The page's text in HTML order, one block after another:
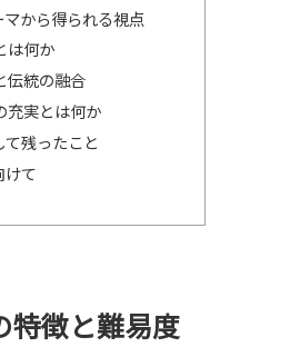
から得られる視点
は何か
統の融合
実とは何か
残ったこと
て
徴と難易度